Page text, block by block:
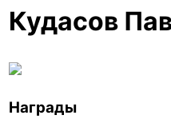
Кудасов
Награды